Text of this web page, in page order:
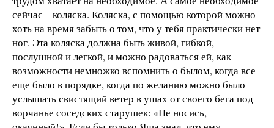
сейчас – коляска. Коляска, с помощью которой можно
хоть на время забыть о том, что у тебя практически нет
ног. Эта коляска должна быть живой, гибкой,
послушной и легкой, и можно радоваться ей, как
возможности немножко вспомнить о былом, когда все
еще было в порядке, когда по желанию можно было
услышать свистящий ветер в ушах от своего бега под
ворчанье соседских старушек: «Не носись,